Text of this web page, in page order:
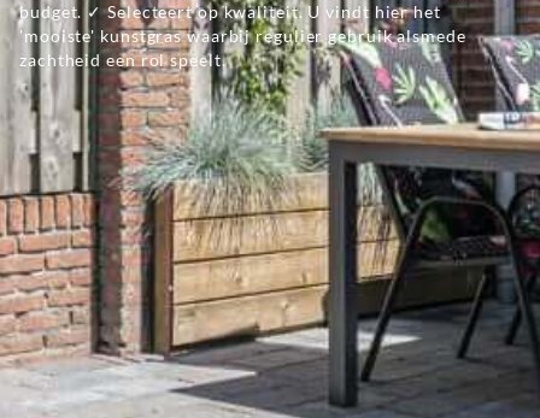
budget. ✓ Selecteert op kwaliteit. U vindt hier het
'mooiste' kunstgras waarbij regulier gebruik alsmede
zachtheid een rol speelt.